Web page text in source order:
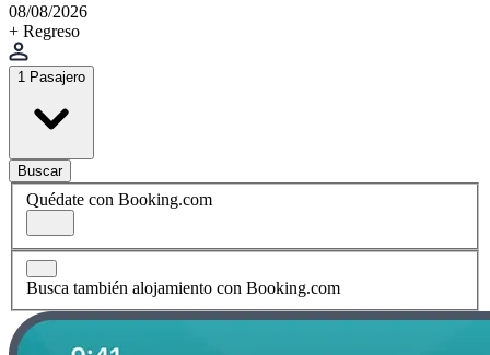
08/08/2026
+ Regreso
1 Pasajero
Buscar
Quédate con Booking.com
Busca también alojamiento con Booking.com